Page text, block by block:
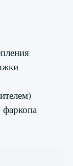
фаркопа